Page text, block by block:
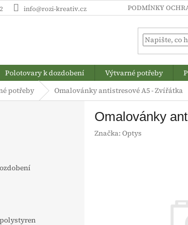
info@rozi-kreativ.cz PODMÍNKY
Polotovary k dozdobení Výtvarné potřeby
potřeby Omalovánky antistresové A5 - Zvířátka
Omalovánky
Značka: Optys